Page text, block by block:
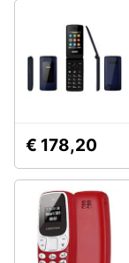
€ 178,20